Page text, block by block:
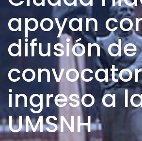
apoyan
difusión de
ingreso a
UMSNH